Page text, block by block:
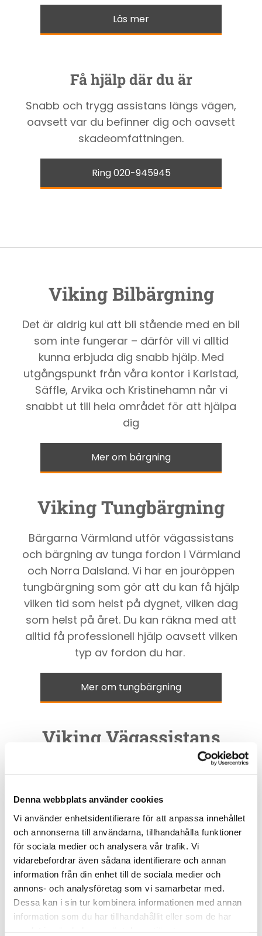
Denna webbplats använder cookies
Vi använder enhetsidentifierare för att anpassa innehållet
och annonserna till användarna, tillhandahålla funktioner
för sociala medier och analysera vår trafik. Vi
vidarebefordrar även sådana identifierare och annan
information från din enhet till de sociala medier och
annons- och analysföretag som vi samarbetar med.
Dessa kan i sin tur kombinera informationen med annan
information som du har tillhandahållit eller som de har
Läs mer
Få hjälp där du är
Snabb och trygg assistans längs vägen,
oavsett var du befinner dig och oavsett
skadeomfattningen.
Ring 020-945945
Viking Bilbärgning
Det är aldrig kul att bli stående med en bil
som inte fungerar – därför vill vi alltid
kunna erbjuda dig snabb hjälp. Med
utgångspunkt från våra kontor i Karlstad,
Säffle, Arvika och Kristinehamn når vi
snabbt ut till hela området för att hjälpa
dig
Mer om bärgning
Viking Tungbärgning
Bärgarna Värmland utför vägassistans
och bärgning av tunga fordon i Värmland
och Norra Dalsland. Vi har en jouröppen
tungbärgning som gör att du kan få hjälp
vilken tid som helst på dygnet, vilken dag
som helst på året. Du kan räkna med att
alltid få professionell hjälp oavsett vilken
typ av fordon du har.
Mer om tungbärgning
Viking Vägassistans
Vad du än behöver hjälp med inom
hjälper dig med starthjälp, vid punktering,
feltanking mm. Vi jobbar dygnet runt, året
om, för att alltid kunna finnas på plats när
du behöver hjälp av en bärgare.
Mer om vägassistans